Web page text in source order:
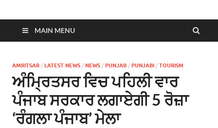
MAIN MENU
AMRITSAR / LATEST NEWS / NEWS / PUNJAB / PUNJABI / TOURISM
ਅੰਮ੍ਰਿਤਸਰ ਵਿਚ ਪਹਿਲੀ ਵਾਰ
ਪੰਜਾਬ ਸਰਕਾਰ ਲਗਾਏਗੀ 5 ਰੋਜ਼ਾ
‘ਰੰਗਲਾ ਪੰਜਾਬ’ ਮੇਲਾ